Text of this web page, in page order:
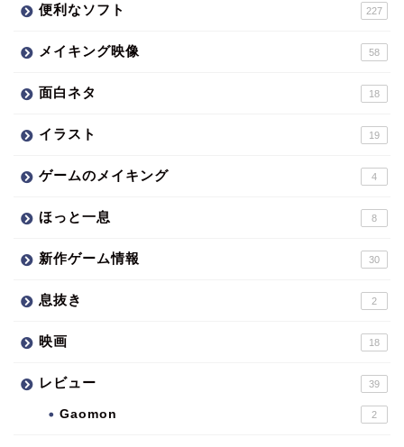
便利なソフト 227
メイキング映像 58
面白ネタ 18
イラスト 19
ゲームのメイキング 4
ほっと一息 8
新作ゲーム情報 30
息抜き 2
映画 18
レビュー 39
Gaomon 2